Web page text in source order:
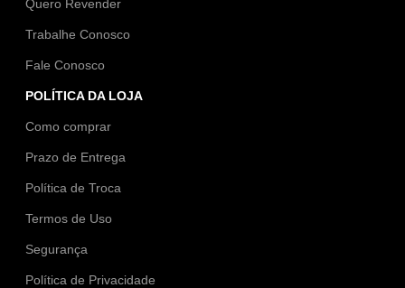
Quero Revender
Trabalhe Conosco
Fale Conosco
POLÍTICA DA LOJA
Como comprar
Prazo de Entrega
Política de Troca
Termos de Uso
Segurança
Política de Privacidade